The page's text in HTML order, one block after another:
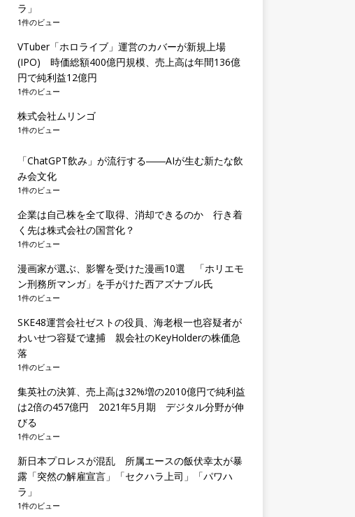
ラ」
1件のビュー
VTuber「ホロライブ」運営のカバーが新規上場
(IPO) 時価総額400億円規模、売上高は年間136億
円で純利益12億円
1件のビュー
株式会社ムリンゴ
1件のビュー
「ChatGPT飲み」が流行する――AIが生む新たな飲
み会文化
1件のビュー
企業は自己株を全て取得、消却できるのか 行き着
く先は株式会社の国営化？
1件のビュー
漫画家が選ぶ、影響を受けた漫画10選 「ホリエモ
ン刑務所マンガ」を手がけた西アズナブル氏
1件のビュー
SKE48運営会社ゼストの役員、海老根一也容疑者が
わいせつ容疑で逮捕 親会社のKeyHolderの株価急
落
1件のビュー
集英社の決算、売上高は32%増の2010億円で純利益
は2倍の457億円 2021年5月期 デジタル分野が伸
びる
1件のビュー
新日本プロレスが混乱 所属エースの飯伏幸太が暴
露「突然の解雇宣言」「セクハラ上司」「パワハ
ラ」
1件のビュー